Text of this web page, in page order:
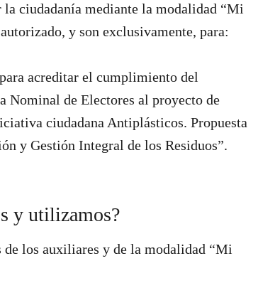
ciudadanía mediante la modalidad “Mi
y son exclusivamente, para:
acreditar el cumplimiento del
Nominal de Electores al proyecto de
ciudadana Antiplásticos. Propuesta
y Gestión Integral de los Residuos”.
y utilizamos?
de los auxiliares y de la modalidad “Mi